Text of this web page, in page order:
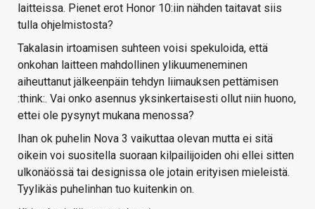
laitteissa. Pienet erot Honor 10:iin nähden taitavat siis
tulla ohjelmistosta?
Takalasin irtoamisen suhteen voisi spekuloida, että
onkohan laitteen mahdollinen ylikuumeneminen
aiheuttanut jälkeenpäin tehdyn liimauksen pettämisen
:think:. Vai onko asennus yksinkertaisesti ollut niin huono,
ettei ole pysynyt mukana menossa?
Ihan ok puhelin Nova 3 vaikuttaa olevan mutta ei sitä
oikein voi suositella suoraan kilpailijoiden ohi ellei sitten
ulkonäössä tai designissa ole jotain erityisen mieleistä.
Tyylikäs puhelinhan tuo kuitenkin on.